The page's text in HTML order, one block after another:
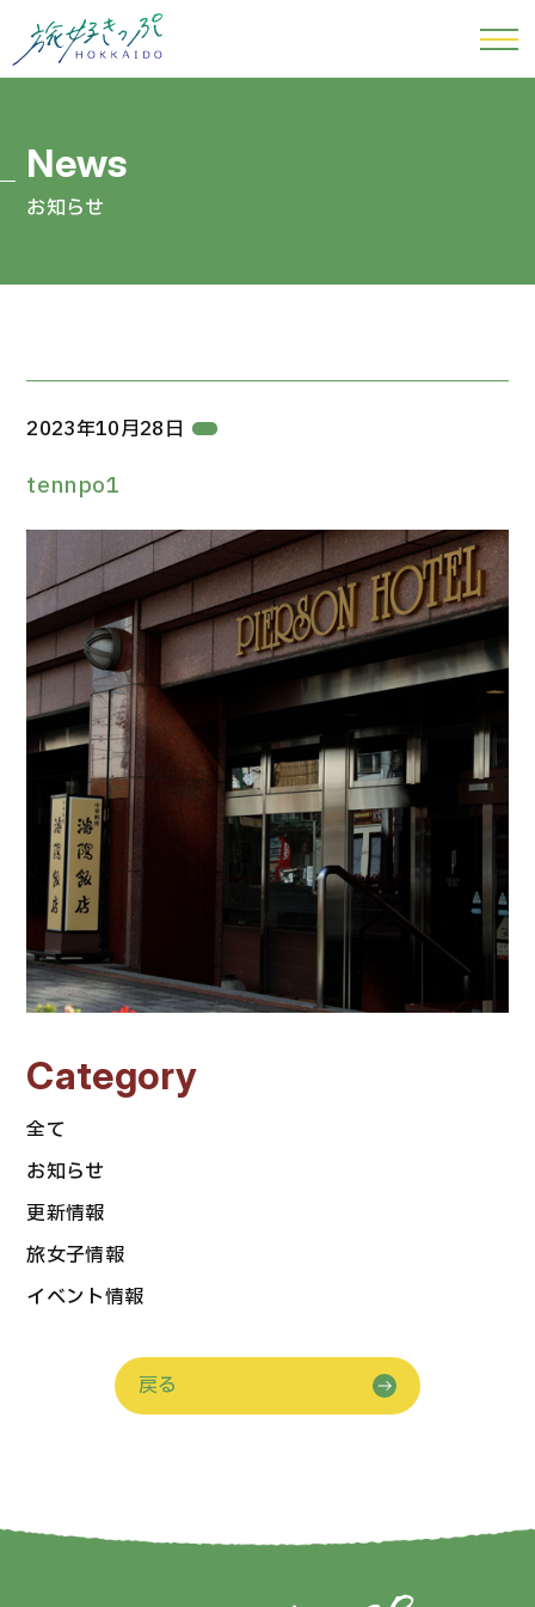
お知らせ
2023年10月28日
tennpo1
Category
全て
お知らせ
更新情報
旅女子情報
イベント情報
戻る